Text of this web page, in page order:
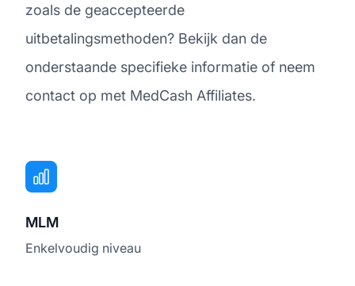
zoals de geaccepteerde
uitbetalingsmethoden? Bekijk dan de
onderstaande specifieke informatie of neem
contact op met MedCash Affiliates.
MLM
Enkelvoudig niveau